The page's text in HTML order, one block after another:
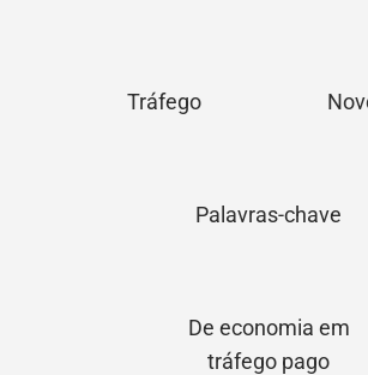
Tráfego
Palavras-chave
De economia em
tráfego pago